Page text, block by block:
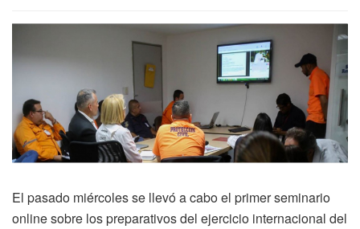
El pasado miércoles se llevó a cabo el primer seminario
online sobre los preparativos del ejercicio internacional del